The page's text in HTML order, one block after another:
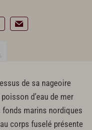
de sa nageoire
d’eau de mer
marins nordiques
corps fuselé présente